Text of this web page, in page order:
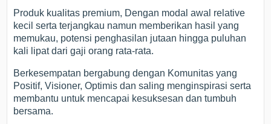
Produk kualitas premium, Dengan modal awal relative
kecil serta terjangkau namun memberikan hasil yang
memukau, potensi penghasilan jutaan hingga puluhan
kali lipat dari gaji orang rata-rata.
Berkesempatan bergabung dengan Komunitas yang
Positif, Visioner, Optimis dan saling menginspirasi serta
membantu untuk mencapai kesuksesan dan tumbuh
bersama.